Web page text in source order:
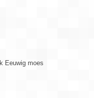
Eeuwig moes